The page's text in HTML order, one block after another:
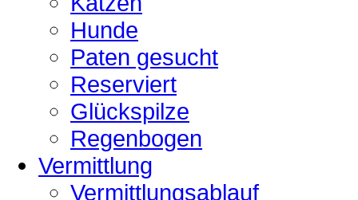
Hunde
Paten gesucht
Reserviert
Glückspilze
Regenbogen
Vermittlung
Vermittlungsablauf